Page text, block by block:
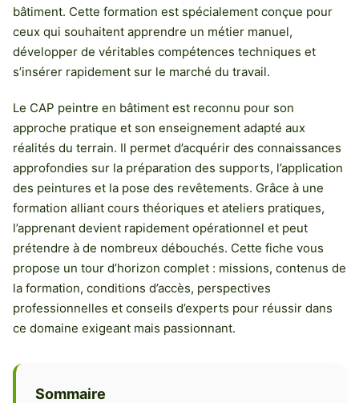
bâtiment. Cette formation est spécialement conçue pour
ceux qui souhaitent apprendre un métier manuel,
développer de véritables compétences techniques et
s’insérer rapidement sur le marché du travail.
Le CAP peintre en bâtiment est reconnu pour son
approche pratique et son enseignement adapté aux
réalités du terrain. Il permet d’acquérir des connaissances
approfondies sur la préparation des supports, l’application
des peintures et la pose des revêtements. Grâce à une
formation alliant cours théoriques et ateliers pratiques,
l’apprenant devient rapidement opérationnel et peut
prétendre à de nombreux débouchés. Cette fiche vous
propose un tour d’horizon complet : missions, contenus de
la formation, conditions d’accès, perspectives
professionnelles et conseils d’experts pour réussir dans
ce domaine exigeant mais passionnant.
Sommaire